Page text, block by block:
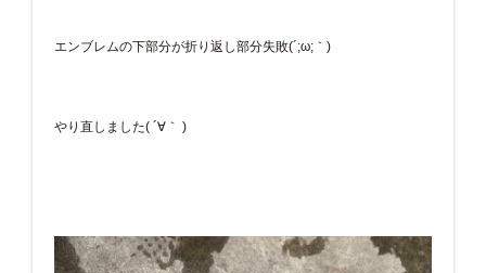
エンブレムの下部分が折り返し部分失敗(´;ω;｀)
やり直しました( ´∀｀ )